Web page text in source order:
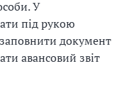
У
під рукою
документ
авансовий звіт